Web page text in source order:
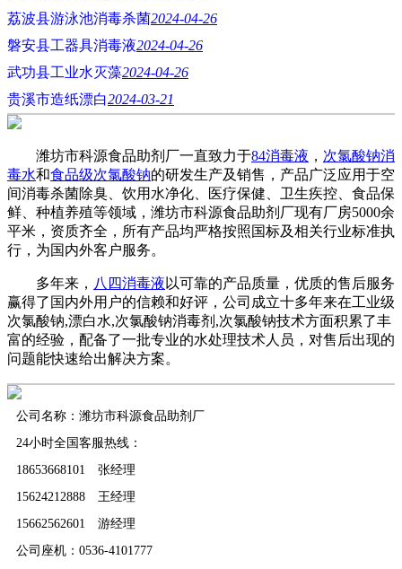
荔波县游泳池消毒杀菌2024-04-26
磐安县工器具消毒液2024-04-26
武功县工业水灭藻2024-04-26
贵溪市造纸漂白2024-03-21
潍坊市科源食品助剂厂一直致力于84消毒液 ， 次氯酸钠消
毒水和食品级次氯酸钠的研发生产及销售，产品广泛应用于空
间消毒杀菌除臭、饮用水净化、医疗保健、卫生疾控、食品保
鲜、种植养殖等领域，潍坊市科源食品助剂厂现有厂房5000余
平米，资质齐全，所有产品均严格按照国标及相关行业标准执
行，为国内外客户服务。
多年来， 八四消毒液 以可靠的产品质量，优质的售后服务
赢得了国内外用户的信赖和好评，公司成立十多年来在工业级
次氯酸钠,漂白水,次氯酸钠消毒剂,次氯酸钠技术方面积累了丰
富的经验，配备了一批专业的水处理技术人员，对售后出现的
问题能快速给出解决方案。
公司名称：潍坊市科源食品助剂厂
24小时全国客服热线：
18653668101 张经理
15624212888 王经理
15662562601 游经理
公司座机：0536-4101777